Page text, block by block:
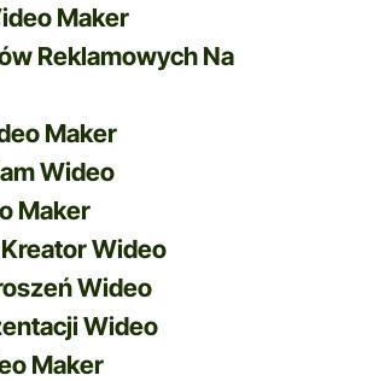
Maker
Reklamowych Na
Maker
Wideo
Maker
Wideo
Wideo
Wideo
Maker